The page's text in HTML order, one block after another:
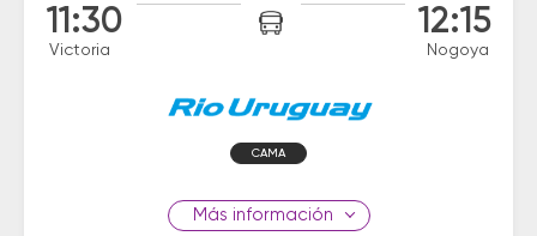
11:30
Victoria
12:15
Nogoya
CAMA
información